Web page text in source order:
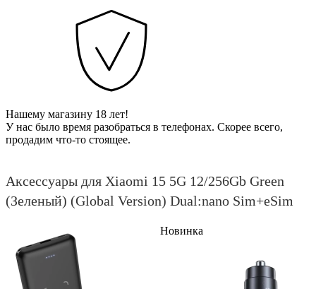
Нашему магазину 18 лет!
У нас было время разобраться в телефонах. Скорее всего,
продадим что-то стоящее.
Аксессуары для Xiaomi 15 5G 12/256Gb Green
(Зеленый) (Global Version) Dual:nano Sim+eSim
Новинка